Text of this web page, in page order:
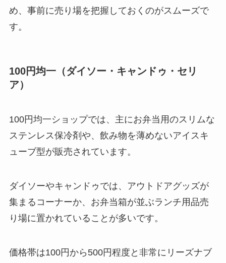
め、事前に売り場を把握しておくのがスムーズで
す。
100円均一（ダイソー・キャンドゥ・セリ
ア）
100円均一ショップでは、主にお弁当用のスリムな
ステンレス保冷剤や、飲み物を薄めないアイスキ
ューブ型が販売されています。
ダイソーやキャンドゥでは、アウトドアグッズが
集まるコーナーか、お弁当箱が並ぶランチ用品売
り場に置かれていることが多いです。
価格帯は100円から500円程度と非常にリーズナブ